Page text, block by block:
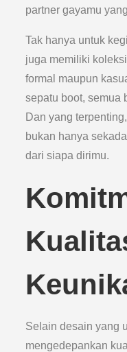
partner gayamu
Tak hanya untuk
juga memiliki
formal maupun
sepatu boot, semua
Dan yang
bukan hanya
dari siapa dirimu.
Selain desain yang
mengedepankan